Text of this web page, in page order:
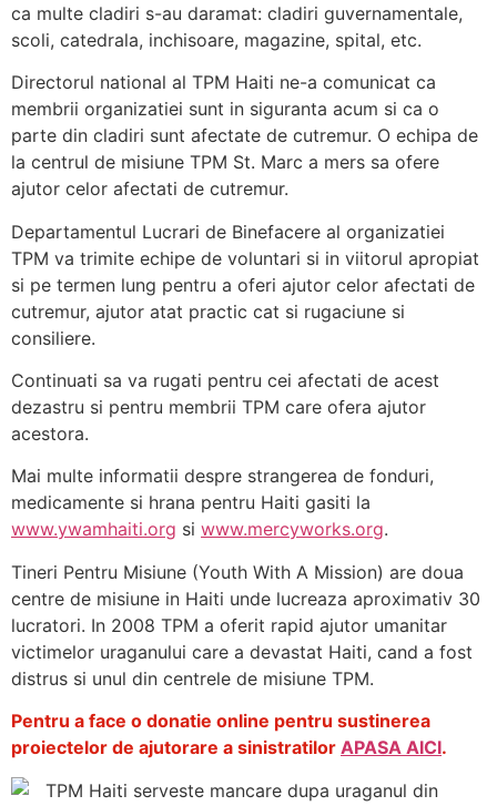
ca multe cladiri s-au daramat: cladiri guvernamentale,
scoli, catedrala, inchisoare, magazine, spital, etc.
Directorul national al TPM Haiti ne-a comunicat ca
membrii organizatiei sunt in siguranta acum si ca o
parte din cladiri sunt afectate de cutremur. O echipa de
la centrul de misiune TPM St. Marc a mers sa ofere
ajutor celor afectati de cutremur.
Departamentul Lucrari de Binefacere al organizatiei
TPM va trimite echipe de voluntari si in viitorul apropiat
si pe termen lung pentru a oferi ajutor celor afectati de
cutremur, ajutor atat practic cat si rugaciune si
consiliere.
Continuati sa va rugati pentru cei afectati de acest
dezastru si pentru membrii TPM care ofera ajutor
acestora.
Mai multe informatii despre strangerea de fonduri,
medicamente si hrana pentru Haiti gasiti la
www.ywamhaiti.org si www.mercyworks.org.
Tineri Pentru Misiune (Youth With A Mission) are doua
centre de misiune in Haiti unde lucreaza aproximativ 30
lucratori. In 2008 TPM a oferit rapid ajutor umanitar
victimelor uraganului care a devastat Haiti, cand a fost
distrus si unul din centrele de misiune TPM.
Pentru a face o donatie online pentru sustinerea
proiectelor de ajutorare a sinistratilor APASA AICI.